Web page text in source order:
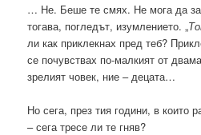
… Не. Беше те смях. Не мога да
тогава, погледът, изумлението. „
ли как приклекнах пред теб?
се почувствах по-малкият от
зрелият човек, ние – децата…
Но сега, през тия години, в които
– сега тресе ли те гняв?